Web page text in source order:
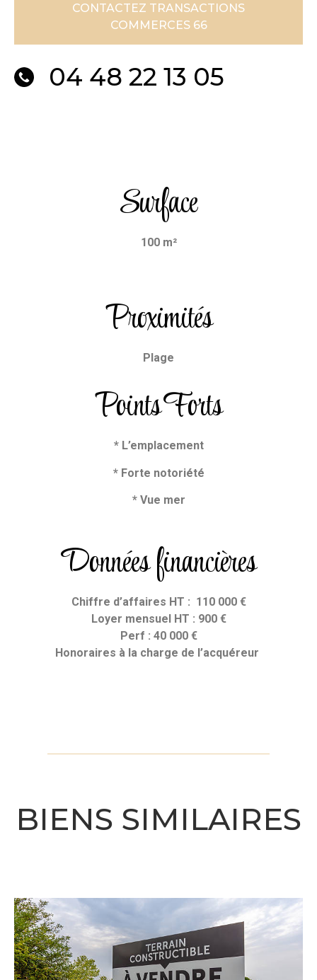
CONTACTEZ TRANSACTIONS
COMMERCES 66
04 48 22 13 05
Surface
100 m²
Proximités
Plage
Points Forts
* L’emplacement
* Forte notoriété
* Vue mer
Données financières
Chiffre d’affaires HT : 110 000 €
Loyer mensuel HT : 900 €
Perf : 40 000 €
Honoraires à la charge de l’acquéreur
BIENS SIMILAIRES